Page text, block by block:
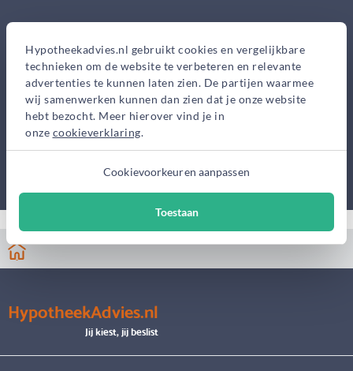
Hypotheekadvies.nl gebruikt cookies en vergelijkbare
technieken om de website te verbeteren en relevante
advertenties te kunnen laten zien. De partijen waarmee
wij samenwerken kunnen dan zien dat je onze website
hebt bezocht. Meer hierover vind je in
onze cookieverklaring.
Cookievoorkeuren aanpassen
Toestaan
HypotheekAdvies.nl
Jij kiest, jij beslist